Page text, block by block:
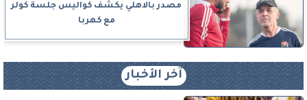
مصدر بالاهلي يكشف كواليس جلسة كولر
مع كهربا
آخر الأخبار